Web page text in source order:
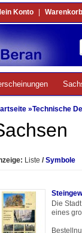
Konto Warenkorb
»Technische
Liste / Symbole
Die
eines